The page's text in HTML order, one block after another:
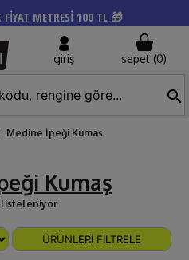
FİYAT METRESİ 100 TL 🎁
giriş sepet (0)
search
Medine İpeği Kumaş
Kumaş
listeleniyor
ÜRÜNLERİ FİLTRELE